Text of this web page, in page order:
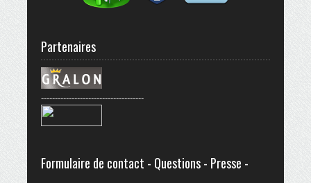
Partenaires
-------------------------------------
Formulaire de contact - Questions - Presse -